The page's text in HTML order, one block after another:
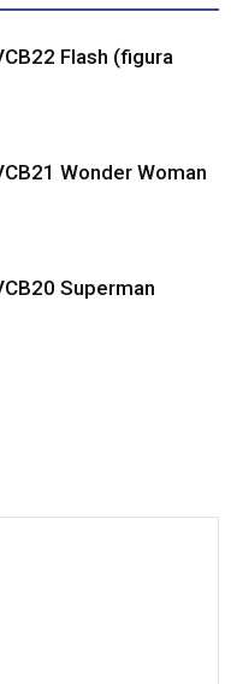
Flash (figura
Wonder Woman
Superman